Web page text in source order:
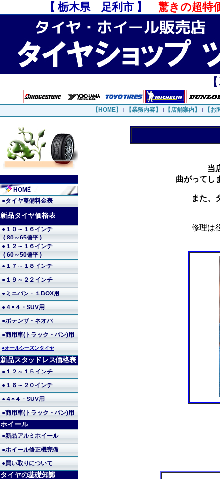
【 栃木県 足利市 】 驚きの超特
【HOME】 l 【業務内容】 l 【店舗案内】 l 【お
HOME
●タイヤ整備料金表
新品タイヤ価格表
●１０～１６インチ
( 80～65偏平 )
●１２～１６インチ
( 60～50偏平 )
●１７～１８インチ
●１９～２２インチ
●ミニバン・１BOX用
●４×４・SUV用
●ポテンザ・ネオバ
●商用車(トラック・バン)用
●オールシーズンタイヤ
新品スタッドレス価格表
●１２～１５インチ
●１６～２０インチ
●４×４・SUV用
●商用車(トラック・バン)用
ホイール
●新品アルミホイール
●ホイール修正機完備
●買い取りについて
タイヤの基礎知識
当
曲がってし
また、
修理は